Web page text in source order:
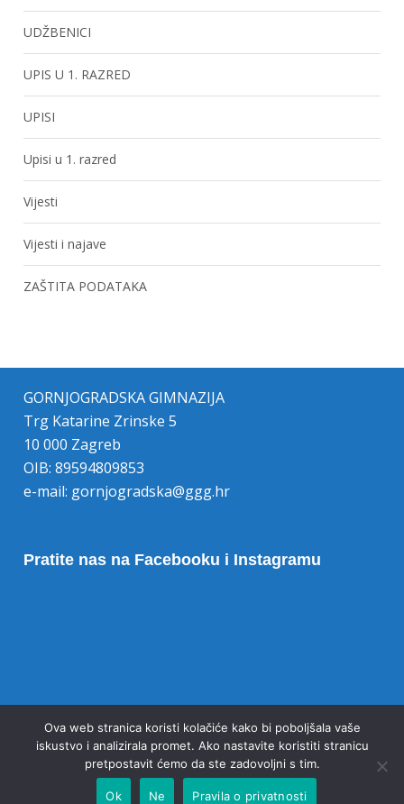
UDŽBENICI
UPIS U 1. RAZRED
UPISI
Upisi u 1. razred
Vijesti
Vijesti i najave
ZAŠTITA PODATAKA
GORNJOGRADSKA GIMNAZIJA
Trg Katarine Zrinske 5
10 000 Zagreb
OIB: 89594809853
e-mail: gornjogradska@ggg.hr
Pratite nas na Facebooku i Instagramu
© 2020 Gornjogradska gimnazija Zagreb
Ova web stranica koristi kolačiće kako bi poboljšala vaše
iskustvo i analizirala promet. Ako nastavite koristiti stranicu
pretpostavit ćemo da ste zadovoljni s tim.
Ok Ne Pravila o privatnosti